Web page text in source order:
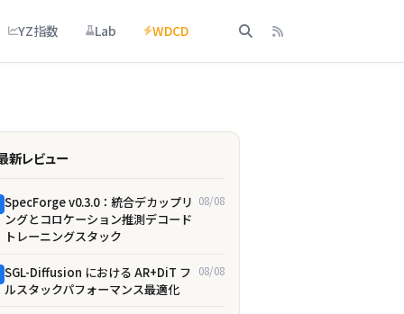
YZ指数 Lab WDCD
新レビュー
SpecForge v0.3.0：統合デカップリ
ングとコロケーション推測デコード
トレーニングスタック
08/08
SGL-Diffusion における AR+DiT フ
ルスタックパフォーマンス最適化
08/08